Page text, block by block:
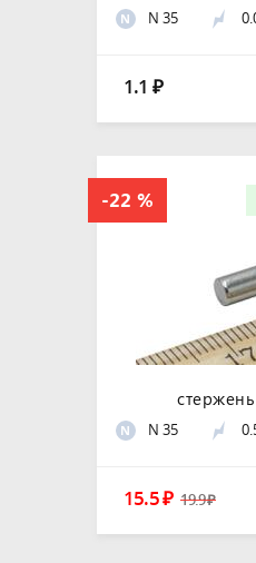
N N 35
1.1 ₽
N N 35
15.5₽ 19.9₽